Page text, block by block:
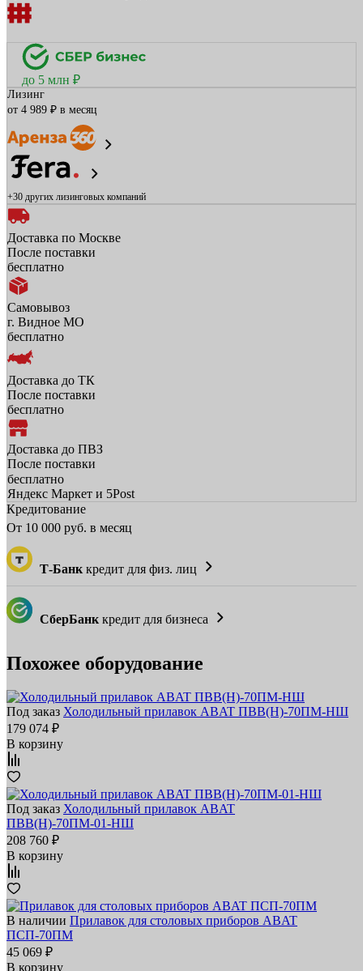
до 5 млн ₽
Лизинг
от 4 989 ₽ в месяц
+30 других лизинговых компаний
Доставка по Москве
После поставки
бесплатно
Самовывоз
г. Видное МО
бесплатно
Доставка до ТК
После поставки
бесплатно
Доставка до ПВЗ
После поставки
бесплатно
Яндекс Маркет и 5Post
Кредитование
От 10 000 руб. в месяц
Т-Банк кредит для физ. лиц
СберБанк кредит для бизнеса
Похожее оборудование
Под заказ Холодильный прилавок ABAT ПВВ(Н)‑70ПМ‑НШ
179 074 ₽
В корзину
Под заказ Холодильный прилавок ABAT
ПВВ(Н)‑70ПМ‑01‑НШ
208 760 ₽
В корзину
В наличии Прилавок для столовых приборов ABAT
ПСП‑70ПМ
45 069 ₽
В корзину